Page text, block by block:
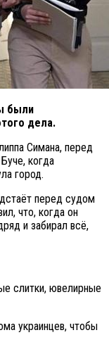
были
дела.
Симана, перед
когда
город.
перед судом
что, когда он
и забирал всё,
слитки, ювелирные
украинцев, чтобы